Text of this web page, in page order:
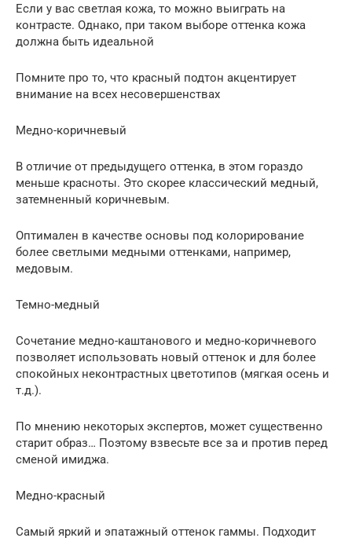
Если у вас светлая кожа, то можно выиграть на
контрасте. Однако, при таком выборе оттенка кожа
должна быть идеальной
Помните про то, что красный подтон акцентирует
внимание на всех несовершенствах
Медно-коричневый
В отличие от предыдущего оттенка, в этом гораздо
меньше красноты. Это скорее классический медный,
затемненный коричневым.
Оптимален в качестве основы под колорирование
более светлыми медными оттенками, например,
медовым.
Темно-медный
Сочетание медно-каштанового и медно-коричневого
позволяет использовать новый оттенок и для более
спокойных неконтрастных цветотипов (мягкая осень и
т.д.).
По мнению некоторых экспертов, может существенно
старит образ… Поэтому взвесьте все за и против перед
сменой имиджа.
Медно-красный
Самый яркий и эпатажный оттенок гаммы. Подходит